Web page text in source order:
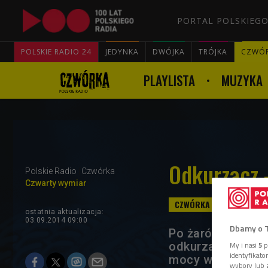
PORTAL
POLSKIE RADIO 24 JEDYNKA DWÓJKA TRÓJKA
PLAYLISTA MUZYKA
Polskie Radio
Czwórka
Czwarty wymiar
ostatnia aktualizacja:
03.09.2014 09:00
Po żarówkach
odkurzaczami i
mocy większej
Dbamy o
My i nasi 5
wybory lub